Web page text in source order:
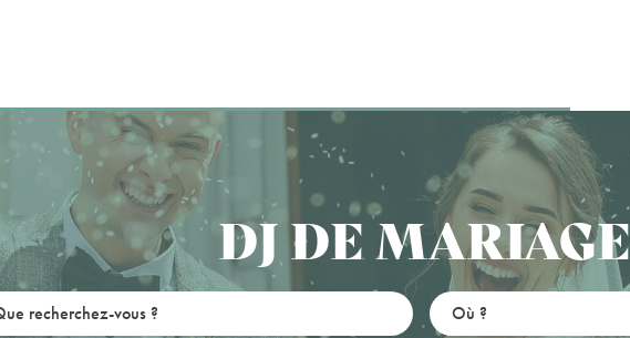
DJ DE MARIAGE